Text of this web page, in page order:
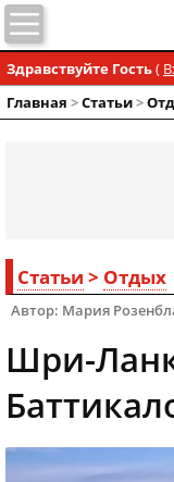
Здравствуйте Гость(
Главная >Статьи>
Статьи > Отдых
Автор: Мария
Шри-